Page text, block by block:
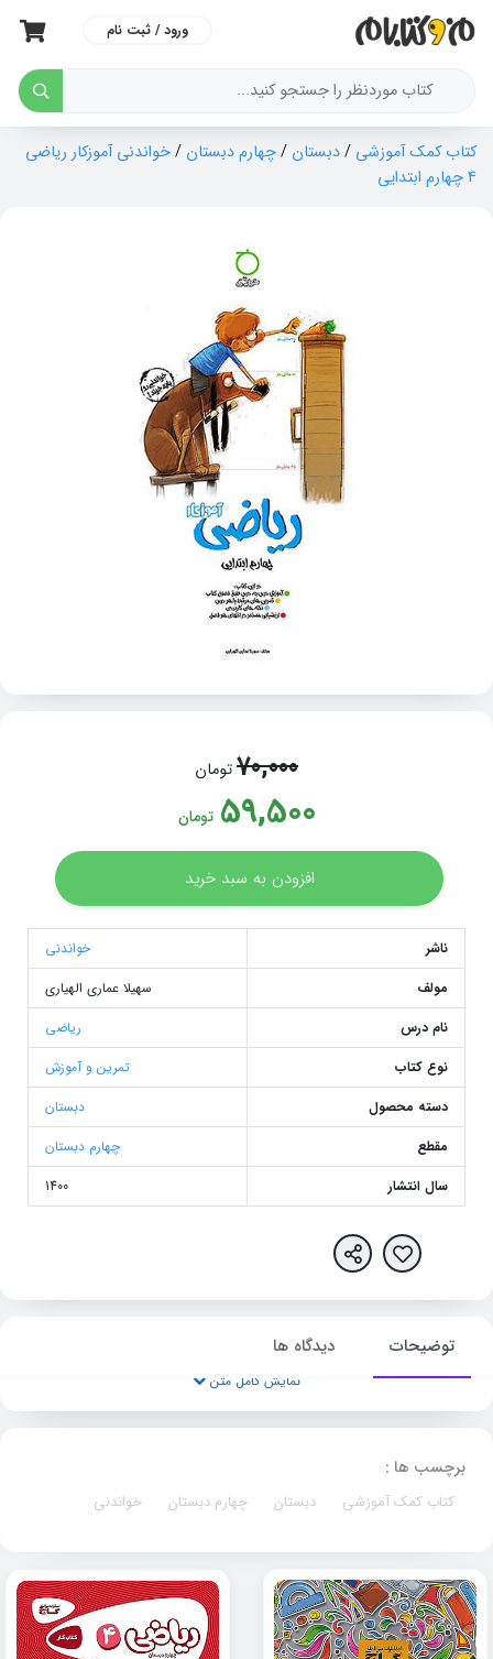
ورود / ثبت نام
کتاب کمک آموزشی /دبستان /چهارم دبستان /خواندنی آموزکار ریاضی
4 چهارم ابتدایی
70,000تومان
59,500 تومان
افزودن به سبد خرید
ناشر
خواندنی
مولف
سهیلا عماری الهیاری
نام درس
ریاضی
نوع کتاب
تمرین و آموزش
دسته محصول
دبستان
مقطع
چهارم دبستان
سال انتشار
1400
توضیحات دیدگاه ها
نمایش کامل متن
برچسب ها :
کتاب کمک آموزشی دبستان چهارم دبستان خواندنی